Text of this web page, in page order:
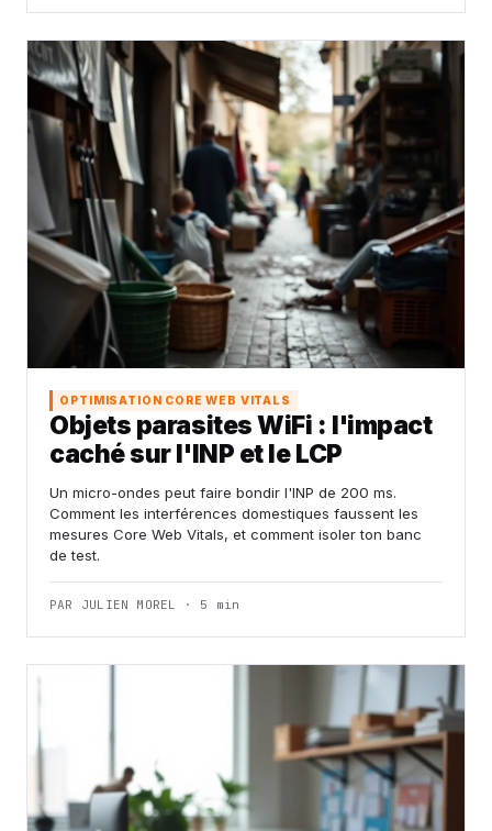
OPTIMISATION CORE WEB VITALS
Objets parasites WiFi : l'impact
caché sur l'INP et le LCP
Un micro-ondes peut faire bondir l'INP de 200 ms.
Comment les interférences domestiques faussent les
mesures Core Web Vitals, et comment isoler ton banc
de test.
PAR JULIEN MOREL · 5 min